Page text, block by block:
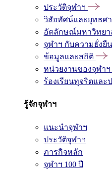
ประวัติจุฬาฯ
วิสัยทัศน์และยุทธศ
อัตลักษณ์มหาวิทยา
จุฬาฯ กับความยั่งยืน
ข้อมูลและสถิติ
หน่วยงานของจุฬาฯ
ร้องเรียนทุจริตแล
รู้จักจุฬาฯ
แนะนำจุฬาฯ
ประวัติจุฬาฯ
ภารกิจหลัก
จุฬาฯ 100 ปี